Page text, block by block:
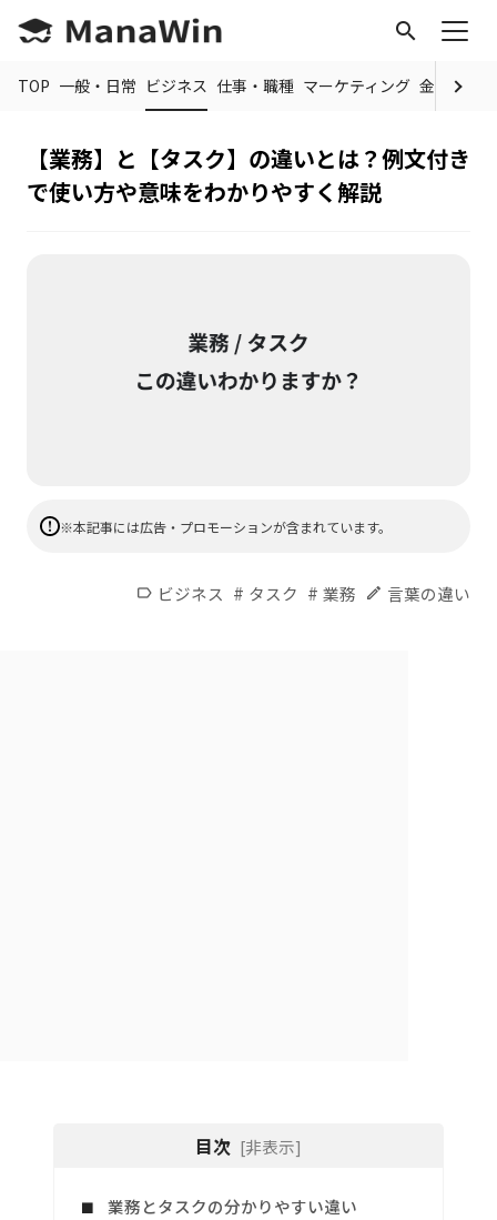
search
TOP 一般・日常 ビジネス 仕事・職種 マーケティング 金融 制度
【業務】と【タスク】の違いとは？例文付き
で使い方や意味をわかりやすく解説
※本記事には広告・プロモーションが含まれています。
label ビジネス # タスク # 業務 edit 言葉の違い
目次 [非表示]
業務とタスクの分かりやすい違い